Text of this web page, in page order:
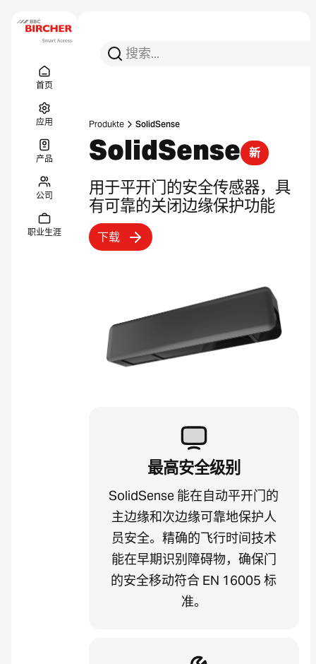
首页
应用
产品
公司
职业生涯
搜索
搜索
Produkte SolidSense
SolidSense 新
用于平开门的安全传感器，具
有可靠的关闭边缘保护功能
下载
最高安全级别
SolidSense 能在自动平开门的
主边缘和次边缘可靠地保护人
员安全。精确的飞行时间技术
能在早期识别障碍物，确保门
的安全移动符合 EN 16005 标
准。